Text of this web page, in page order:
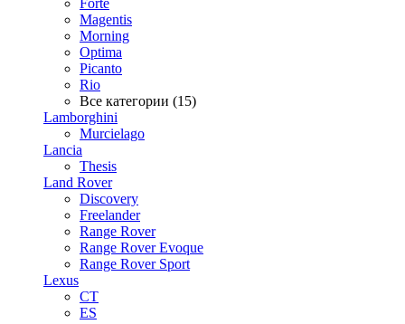
Forte
Magentis
Morning
Optima
Picanto
Rio
Все категории (15)
Lamborghini
Murcielago
Lancia
Thesis
Land Rover
Discovery
Freelander
Range Rover
Range Rover Evoque
Range Rover Sport
Lexus
CT
ES